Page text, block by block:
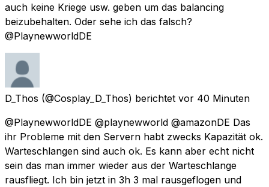
auch keine Kriege usw. geben um das balancing
beizubehalten. Oder sehe ich das falsch?
@PlaynewworldDE
D_Thos (@Cosplay_D_Thos) berichtet vor 40 Minuten
@PlaynewworldDE @playnewworld @amazonDE Das
ihr Probleme mit den Servern habt zwecks Kapazität ok.
Warteschlangen sind auch ok. Es kann aber echt nicht
sein das man immer wieder aus der Warteschlange
rausfliegt. Ich bin jetzt in 3h 3 mal rausgeflogen und